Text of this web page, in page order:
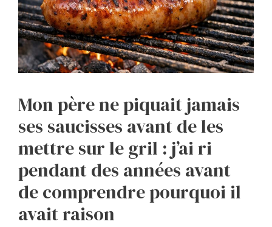
Mon père ne piquait jamais
ses saucisses avant de les
mettre sur le gril : j’ai ri
pendant des années avant
de comprendre pourquoi il
avait raison